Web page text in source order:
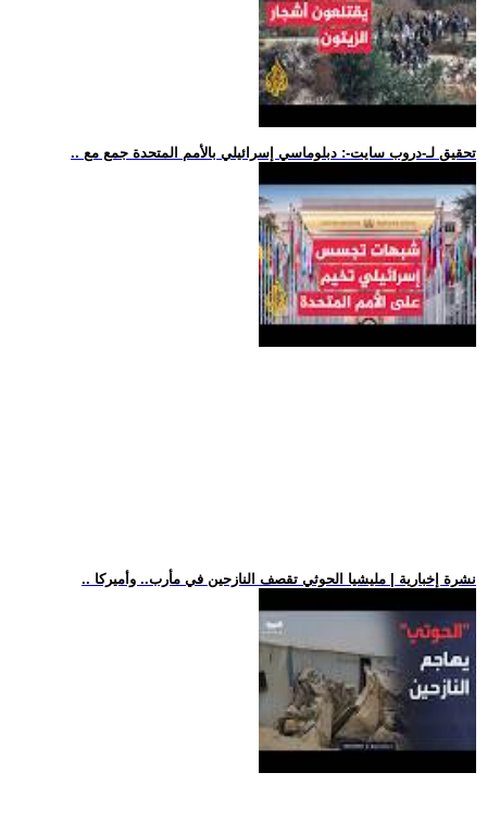
.. تحقيق لـ-دروب سايت-: دبلوماسي إسرائيلي بالأمم المتحدة جمع مع
.. نشرة إخبارية | مليشيا الحوثي تقصف النازحين في مأرب.. وأميركا